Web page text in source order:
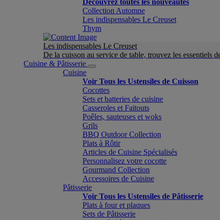
Découvrez toutes les nouveautés
Collection Automne
Les indispensables Le Creuset
Thym
Les indispensables Le Creuset
De la cuisson au service de table, trouvez les essentiels
Cuisine & Pâtisserie
Cuisine
Voir Tous les Ustensiles de Cuisson
Cocottes
Sets et batteries de cuisine
Casseroles et Faitouts
Poêles, sauteuses et woks
Grils
BBQ Outdoor Collection
Plats à Rôtir
Articles de Cuisine Spécialisés
Personnalisez votre cocotte
Gourmand Collection
Accessoires de Cuisine
Pâtisserie
Voir Tous les Ustensiles de Pâtisserie
Plats à four et plaques
Sets de Pâtisserie